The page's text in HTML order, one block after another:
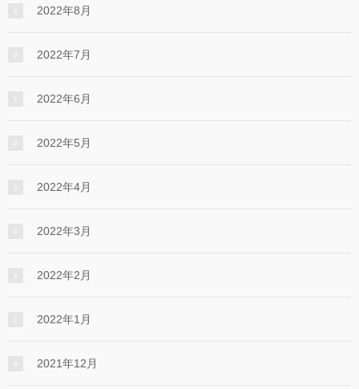
2022年8月
2022年7月
2022年6月
2022年5月
2022年4月
2022年3月
2022年2月
2022年1月
2021年12月